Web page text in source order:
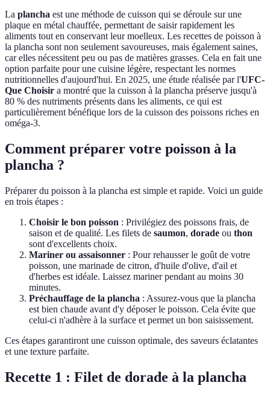
La plancha est une méthode de cuisson qui se déroule sur une
plaque en métal chauffée, permettant de saisir rapidement les
aliments tout en conservant leur moelleux. Les recettes de poisson à
la plancha sont non seulement savoureuses, mais également saines,
car elles nécessitent peu ou pas de matières grasses. Cela en fait une
option parfaite pour une cuisine légère, respectant les normes
nutritionnelles d'aujourd'hui. En 2025, une étude réalisée par l'UFC-
Que Choisir a montré que la cuisson à la plancha préserve jusqu'à
80 % des nutriments présents dans les aliments, ce qui est
particulièrement bénéfique lors de la cuisson des poissons riches en
oméga-3.
Comment préparer votre poisson à la
plancha ?
Préparer du poisson à la plancha est simple et rapide. Voici un guide
en trois étapes :
Choisir le bon poisson : Privilégiez des poissons frais, de
saison et de qualité. Les filets de saumon, dorade ou thon
sont d'excellents choix.
Mariner ou assaisonner : Pour rehausser le goût de votre
poisson, une marinade de citron, d'huile d'olive, d'ail et
d'herbes est idéale. Laissez mariner pendant au moins 30
minutes.
Préchauffage de la plancha : Assurez-vous que la plancha
est bien chaude avant d'y déposer le poisson. Cela évite que
celui-ci n'adhère à la surface et permet un bon saisissement.
Ces étapes garantiront une cuisson optimale, des saveurs éclatantes
et une texture parfaite.
Recette 1 : Filet de dorade à la plancha